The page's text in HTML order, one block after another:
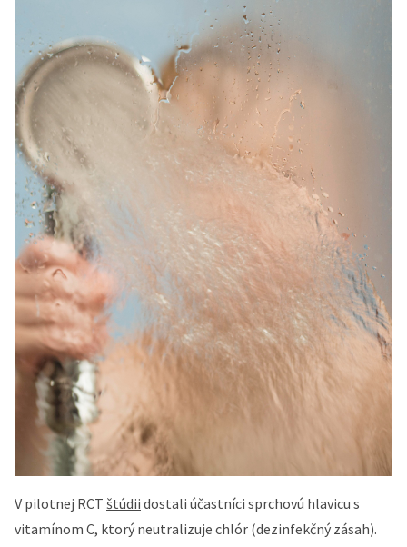
V pilotnej RCT štúdii dostali účastníci sprchovú hlavicu s
vitamínom C, ktorý neutralizuje chlór (dezinfekčný zásah).